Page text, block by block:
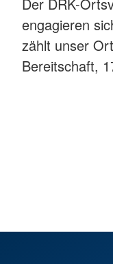
Der DRK-
engagieren
zählt unser
Bereitschaft,